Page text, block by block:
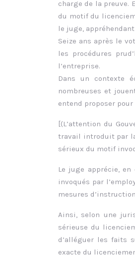
charge de la preuve.
du motif du
le juge,
Seize ans après le
les procédures
l’entreprise.
Dans un contexte
nombreuses et
entend proposer
[(L’attention du
travail introduit par
sérieux du motif
Le juge apprécie,
invoqués par
mesures
Ainsi, selon une
sérieuse du
d’alléguer les faits
exacte du